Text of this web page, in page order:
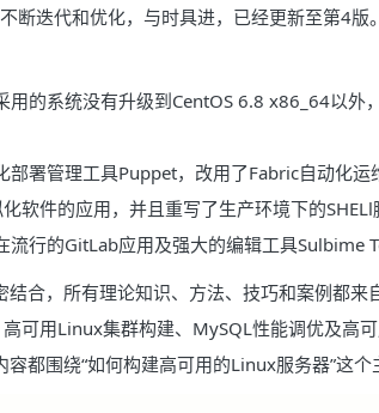
断迭代和优化，与时具进，已经更新至第4
的系统没有升级到CentOS 6.8 x86_64以外
署管理工具Puppet，改用了Fabric自动化运
件的应用，并且重写了生产环境下的SHELl
的GitLab应用及强大的编辑工具Sulbime
合，所有理论知识、方法、技巧和案例都来
可用Linux集群构建、MySQL性能调优及高可
都围绕“如何构建高可用的Linux服务器”这个